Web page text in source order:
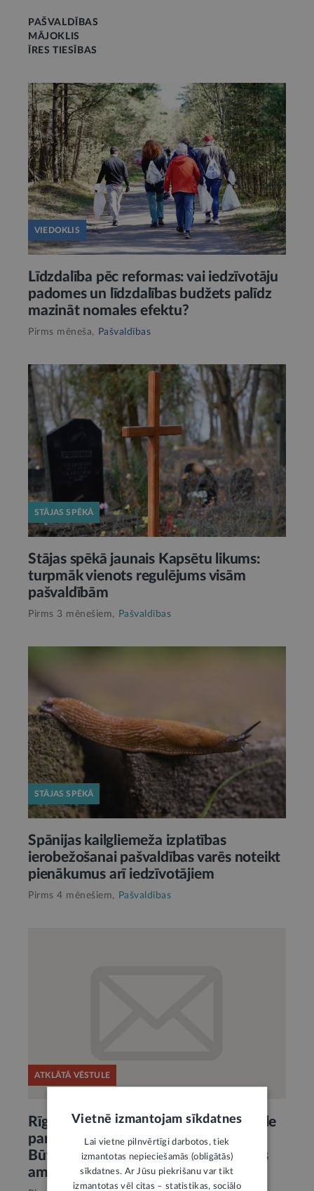
PAŠVALDĪBAS
MĀJOKLIS
ĪRES TIESĪBAS
VIEDOKLIS
Līdzdalība pēc reformas: vai iedzīvotāju
padomes un līdzdalības budžets palīdz
mazināt nomales efektu?
Pirms mēneša, Pašvaldības
STĀJAS SPĒKĀ
Stājas spēkā jaunais Kapsētu likums:
turpmāk vienots regulējums visām
pašvaldībām
Pirms 3 mēnešiem, Pašvaldības
STĀJAS SPĒKĀ
Spānijas kailgliemeža izplatības
ierobežošanai pašvaldības varēs noteikt
pienākumus arī iedzīvotājiem
Pirms 4 mēnešiem, Pašvaldības
ATKLĀTĀ VĒSTULE
Rīgas Apkaimju alianses atklātā vēstule
par E. Rožulapas atstādināšanu no
Būvniecības padomes priekšsēdētājas
amata
Vietnē izmantojam sīkdatnes
Lai vietne pilnvērtīgi darbotos, tiek
izmantotas nepieciešamās (obligātās)
sīkdatnes. Ar Jūsu piekrišanu var tikt
izmantotas vēl citas – statistikas, sociālo